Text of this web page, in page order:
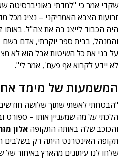
שקדי אמר כי "למדתי באוניברסיטה
זרועות הצבא האמריקני – נציג מכל
היה הכבוד לייצג בה את צה"ל. באותו
והמנהל, בבית ספר יוקרתי, אדם בשם
על בני את כל השיטות אבל הוא לא
לא יידע לקרוא אף פעם', אמר לי".
המשמעות של מימד
"הבטחתי לאשתי שתוך שלושה
הלכתי על מה שמעניין אותו – ספורט
והכוכב שלה באותה התקופה אלון
תקופה האינטרנט היתה רק בשלבים
שלחו לנו עיתונים מהארץ באיחור של